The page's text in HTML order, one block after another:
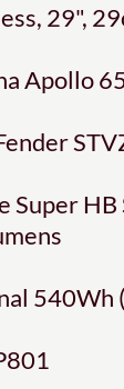
29",
Apollo
Super
540Wh